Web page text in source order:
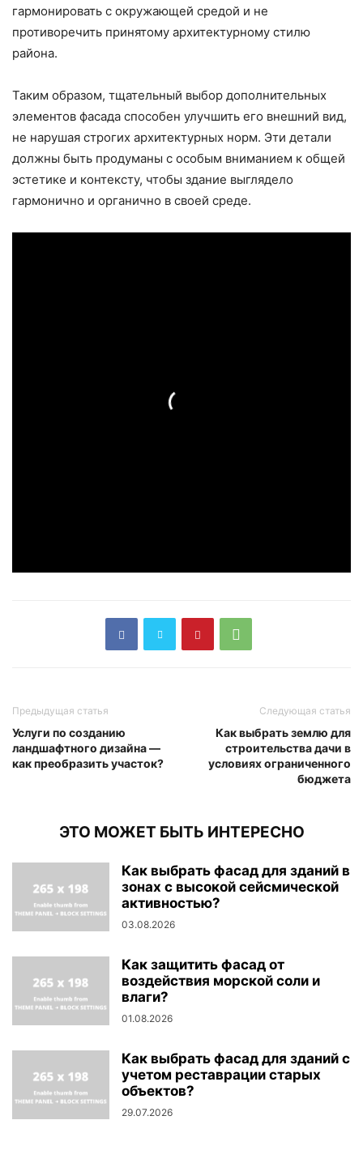
гармонировать с окружающей средой и не
противоречить принятому архитектурному стилю
района.
Таким образом, тщательный выбор дополнительных
элементов фасада способен улучшить его внешний вид,
не нарушая строгих архитектурных норм. Эти детали
должны быть продуманы с особым вниманием к общей
эстетике и контексту, чтобы здание выглядело
гармонично и органично в своей среде.
Предыдущая статья
Услуги по созданию
ландшафтного дизайна —
как преобразить участок?
Следующая статья
Как выбрать землю для
строительства дачи в
условиях ограниченного
бюджета
ЭТО МОЖЕТ БЫТЬ ИНТЕРЕСНО
Как выбрать фасад для зданий в
зонах с высокой сейсмической
активностью?
03.08.2026
Как защитить фасад от
воздействия морской соли и
влаги?
01.08.2026
Как выбрать фасад для зданий с
учетом реставрации старых
объектов?
29.07.2026